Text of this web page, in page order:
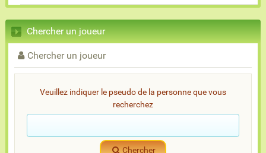
Chercher un joueur
Chercher un joueur
Veuillez indiquer le pseudo de la personne que vous
recherchez
Chercher